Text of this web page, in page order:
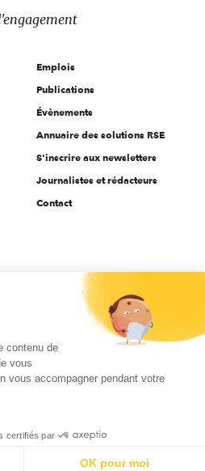
Emplois
Publications
Évènements
Annuaire des solutions RSE
S'inscrire aux newsletters
Journalistes et rédacteurs
Contact
2025-2026 Tout droits réservés
contenu de
vous
vous accompagner pendant votre
certifiés par
OK pour moi